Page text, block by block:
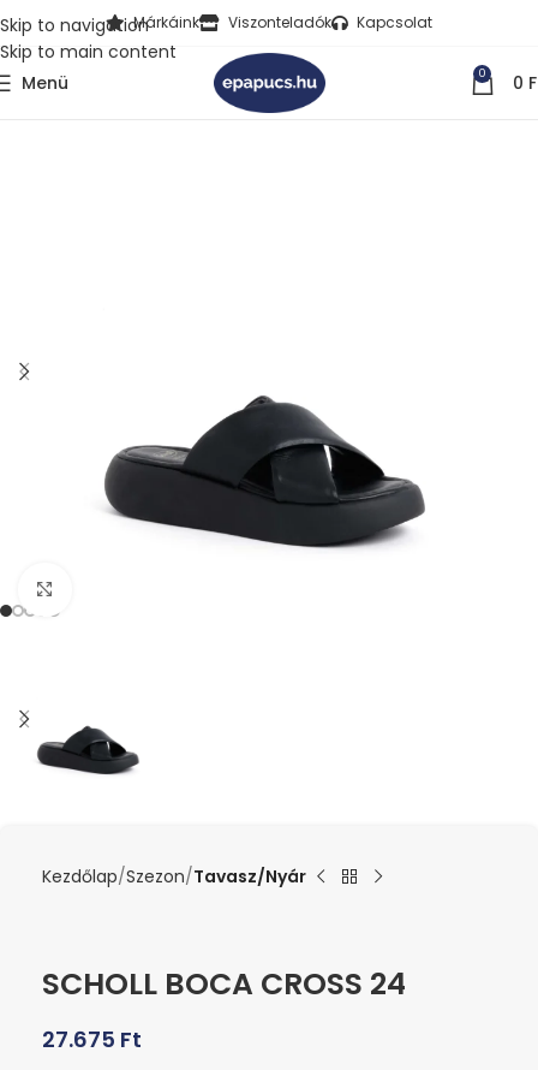
Skip to navigation
Skip to main content
Márkáink Viszonteladók Kapcsolat
Menü 0 0
Kezdőlap Szezon Tavasz/Nyár
SCHOLL BOCA CROSS 24
27.675 Ft